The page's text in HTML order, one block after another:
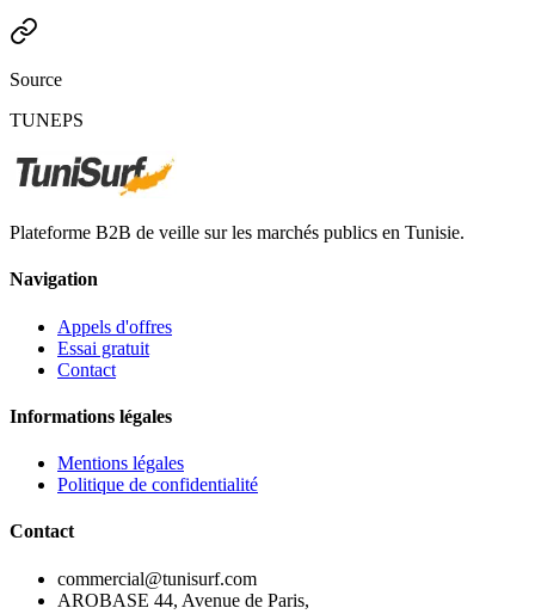
Source
TUNEPS
Plateforme B2B de veille sur les marchés publics en Tunisie.
Navigation
Appels d'offres
Essai gratuit
Contact
Informations légales
Mentions légales
Politique de confidentialité
Contact
commercial@tunisurf.com
AROBASE 44, Avenue de Paris,